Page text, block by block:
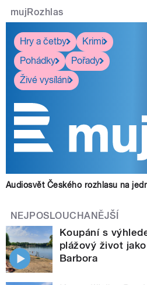
mujRozhlas
Hry a četby
Krimi
Pohádky
Pořady
Živé vysílání
Audiosvět Českého rozhlasu na
NEJPOSLOUCHANĚJŠÍ
Koupání s
plážový život
Barbora